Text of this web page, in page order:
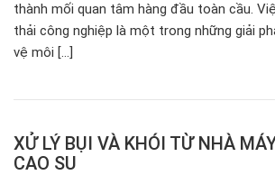
thành mối quan tâm hàng đầu toàn cầu.
thải công nghiệp là một trong những giải
vệ môi […]
XỬ LÝ BỤI VÀ KHÓI TỪ NHÀ
CAO SU